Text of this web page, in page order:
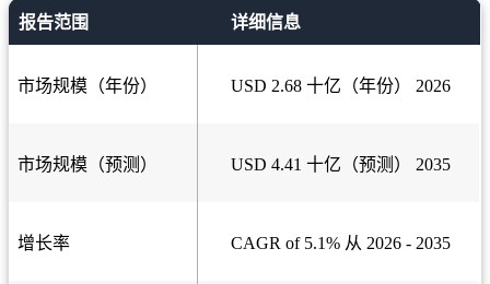
报告范围 详细信息
市场规模（年份） USD 2.68 十亿（年份） 2026
市场规模（预测） USD 4.41 十亿（预测） 2035
增长率 CAGR of 5.1% 从 2026 - 2035